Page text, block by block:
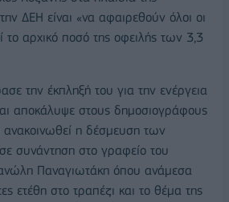
ΔΕΗ είναι «να αφαιρεθούν όλοι οι
το αρχικό ποσό της οφειλής των 3,3
την έκπληξή του για την ενέργεια
αποκάλυψε στους δημοσιογράφους
η δέσμευση των
συνάντηση στο γραφείο του
Παναγιωτάκη όπου ανάμεσα
ετέθη στο τραπέζι και το θέμα της